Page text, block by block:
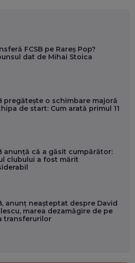
FCSB pe Rareș Pop?
dat de Mihai Stoica
pregătește o schimbare majoră
de start: Cum arată primul 11
anunță că a găsit cumpărător:
clubului a fost mărit
anunț neașteptat despre David
marea dezamăgire de pe
transferurilor